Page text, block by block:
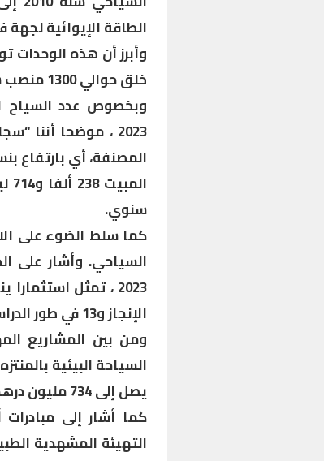
الطاقة الإيوائية
خلق حوالي 1300 منصب شغل مباشر.
وبخصوص عدد السياح
سنوي.
كما سلط الضوء على
الإنجاز و13 في طور الدراسة.
ومن بين المشاريع
السياحة البيئية
يصل إلى 734 مليون درهم.
كما أشار إلى
التهيئة المشهدية